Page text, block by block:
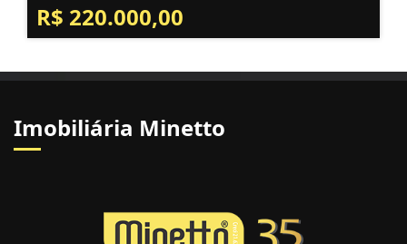
R$ 220.000,00
Imobiliária Minetto